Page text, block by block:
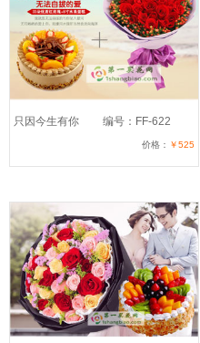
只因今生有你 编号：FF-622
价格： ￥525